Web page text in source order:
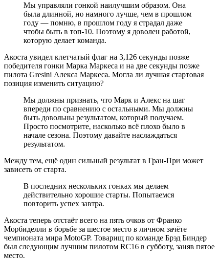
Мы управляли гонкой наилучшим образом. Она
была длинной, но намного лучше, чем в прошлом
году — помню, в прошлом году я страдал даже
чтобы быть в топ-10. Поэтому я доволен работой,
которую делает команда.
Акоста увидел клетчатый флаг на 3,126 секунды позже
победителя гонки Марка Маркеса и на две секунды позже
пилота Gresini Алекса Маркеса. Могла ли лучшая стартовая
позиция изменить ситуацию?
Мы должны признать, что Марк и Алекс на шаг
впереди по сравнению с остальными. Мы должны
быть довольны результатом, который получаем.
Просто посмотрите, насколько всё плохо было в
начале сезона. Поэтому давайте наслаждаться
результатом.
Между тем, ещё один сильный результат в Гран-При может
зависеть от старта.
В последних нескольких гонках мы делаем
действительно хорошие старты. Попытаемся
повторить успех завтра.
Акоста теперь отстаёт всего на пять очков от Франко
Морбиделли в борьбе за шестое место в личном зачёте
чемпионата мира MotoGP. Товарищ по команде Брэд Биндер
был следующим лучшим пилотом RC16 в субботу, заняв пятое
место.